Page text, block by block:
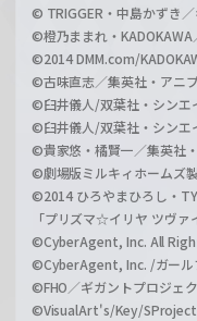
© TRIGGER・中島かずき
©橙乃ままれ・KADOKAWA
©2014 DMM.com/
©古味直志／集英社・アニ
©臼井儀人/双葉社・シンエ
©臼井儀人/双葉社・シンエ
©貴家悠・橘賢一／集英社
©劇場版ミルキィホームズ
©2014 ひろやまひろし・
「プリズマ☆イリヤ ツヴァ
©CyberAgent, Inc. All
©CyberAgent, Inc. /ガール
©FHO／ギガントプロジェ
©VisualArt's/Key/SProject